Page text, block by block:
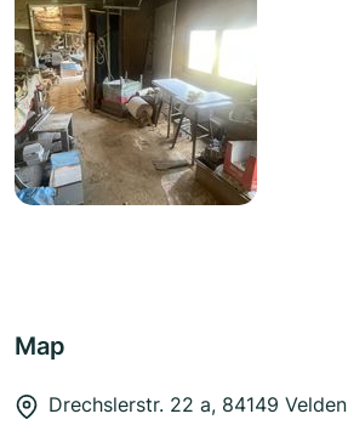
Map
Drechslerstr. 22 a, 84149 Velden